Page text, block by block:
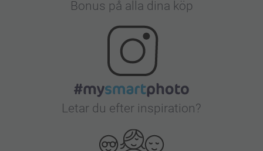
Bonus på alla dina köp
Letar du efter inspiration?